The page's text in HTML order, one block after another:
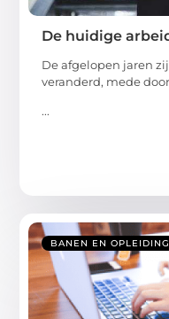
De huidige
De afgelopen jaren
veranderd, mede
...
BANEN EN